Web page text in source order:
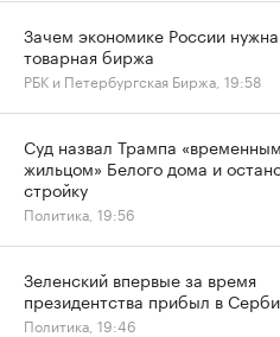
Зачем экономике России нужна
товарная биржа
РБК и Петербургская Биржа, 19:58
Суд назвал Трампа «временным
жильцом» Белого дома и
стройку
Политика, 19:56
Зеленский впервые за время
президентства прибыл в
Политика, 19:46